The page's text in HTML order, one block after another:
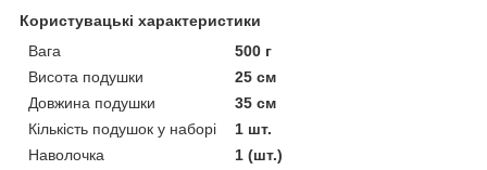
Користувацькі характеристики
Вага
500 г
Висота подушки
25 см
Довжина подушки
35 см
Кількість подушок у наборі
1 шт.
Наволочка
1 (шт.)